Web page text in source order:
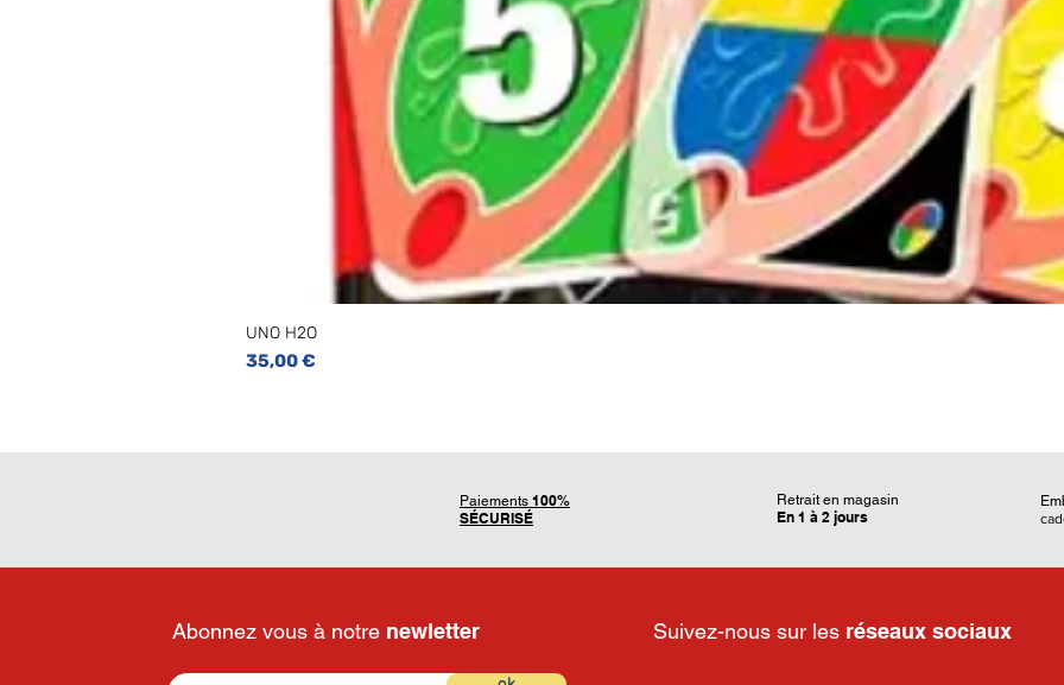
UNO H2O
Prix
35,00 €
Paiements 100%
SÉCURISÉ
Retrait en magasin
En 1 à 2 jours
Suivez-nous sur les réseaux sociaux
Abonnez vous à notre newletter